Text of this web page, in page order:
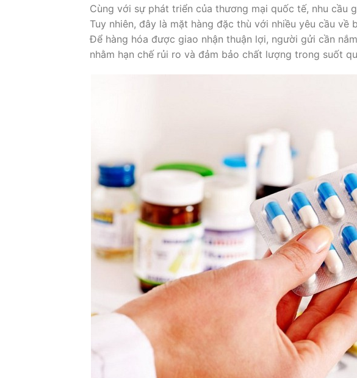
Cùng với sự phát triển của thương mại quốc tế, nhu cầu
Tuy nhiên, đây là mặt hàng đặc thù với nhiều yêu cầu
Để hàng hóa được giao nhận thuận lợi, người gửi cần
nhằm hạn chế rủi ro và đảm bảo chất lượng trong suốt